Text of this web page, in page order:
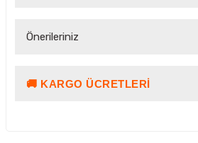
Önerileriniz
Bu ürünün fiyat bilgisi, resim, ürün
🚚 KARGO ÜCRETLERI